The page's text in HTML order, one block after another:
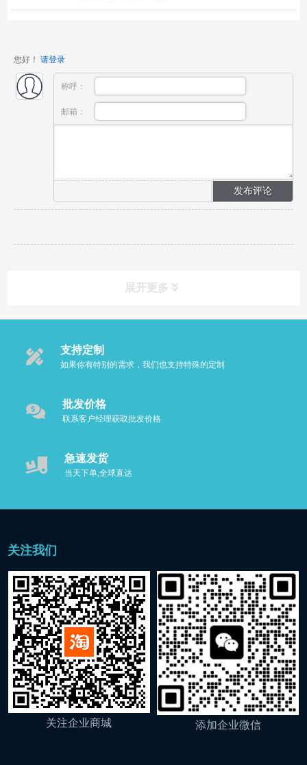
您好！ 请登录
称呼：
邮箱：
展开更多
支持定制
如果你有特别的需求，我们也支持特殊的定制
批发价格
联系客户经理获取批发价格
急速发货
当天下单,全球直达
关注我们
关注企业商城 添加企业微信